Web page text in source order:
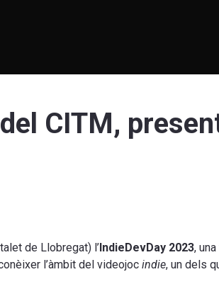
CITM,
de Llobregat) l’IndieDevDay 2023,
l’àmbit del videojoc indie, un dels